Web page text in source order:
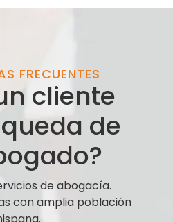
FRECUENTES
cliente
de
de abogacía.
con amplia población